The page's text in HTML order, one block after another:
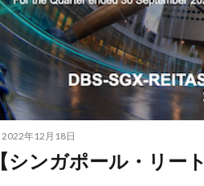
2022年12月18日
【シンガポール・リー